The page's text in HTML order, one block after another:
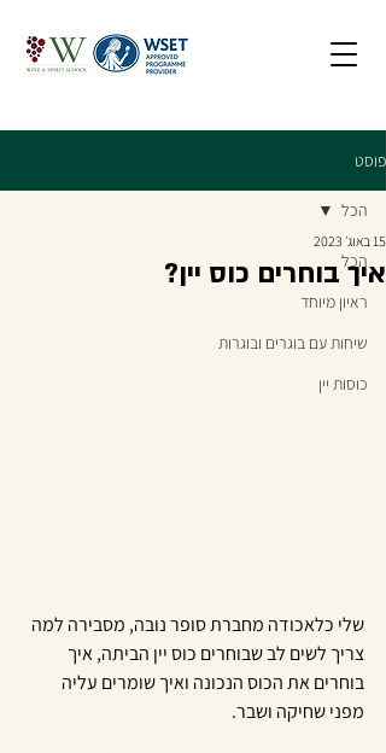
פוסט
הכל
ראיון מיוחד
שיחות עם בוגרים ובוגרות
כוסות יין
הכל
איך בוחרים כוס יין?
15 באוג׳ 2023
שלי כלאכודה מחברת סופר נובה, מסבירה למה
צריך לשים לב שבוחרים כוס יין הביתה, איך
בוחרים את הכוס הנכונה ואיך שומרים עליה
מפני שחיקה ושבר.